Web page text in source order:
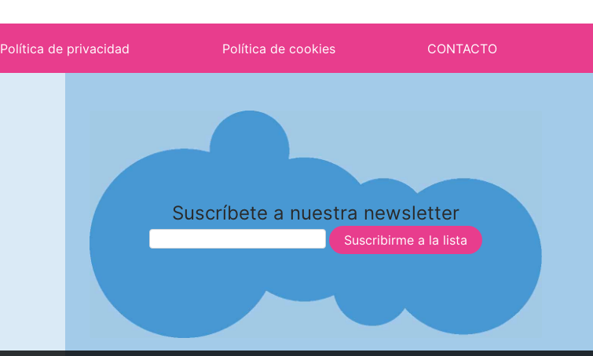
Política de privacidad Política de cookies CONTACTO
Suscríbete a nuestra newsletter
Suscribirme a la lista